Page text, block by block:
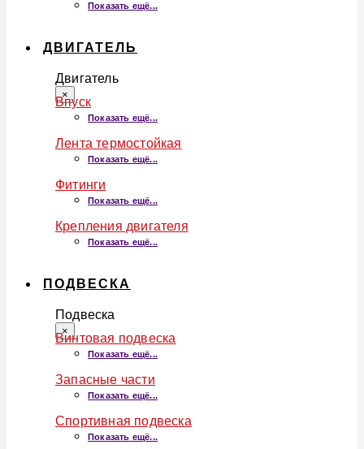
Показать ещё...
ДВИГАТЕЛЬ
Двигатель
×
Впуск
Показать ещё...
Лента термостойкая
Показать ещё...
Фитинги
Показать ещё...
Крепления двигателя
Показать ещё...
ПОДВЕСКА
Подвеска
×
Винтовая подвеска
Показать ещё...
Запасные части
Показать ещё...
Спортивная подвеска
Показать ещё...